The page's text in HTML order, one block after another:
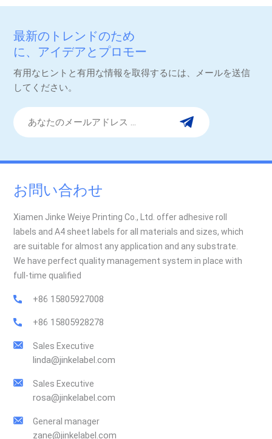
を際立たせることで、こうした嗜好に合致しています。このタ
イプのパッケージは、特にスーパーマーケットの混雑した棚に
おいて、高級感を演出することができます。 3. 柔軟な設計互換
性 透明ラベルは、メタリックフォント、白インク、マット仕上
なデザイン要素と相性の良い汎用性の高い背景を提供します。
デザイナーは、色付きの背景に頼ることなく、エレガントで革
ことで消費者の信頼を高めることができます。透明ラベルは内
容物を遮ることなく見ることができるため、文字通りにも比喩
的にも、製品の透明性を高めます。 5. 持続可能性と材料削減
透明フィルムラベルは、全面ラップアラウンドラベルに比べ
て、小型・薄型でありながら、強い視覚効果を実現できます。
多くのブランドは、BOPPやPETフィルムなどのリサイクル可能
な素材と洗い流し可能な粘着剤を使用し、環境に配慮したパッ
は、単なるデザイントレンドではありません。消費者の期待に
応える戦略的な動きであり、信頼性、シンプルさ、そして持続
ューアルを検討している場合、透明フィルムラベルは現代の消
費者の注目を集める鍵となるかもしれません。 で ジンケラベル
造を専門としています。サンプルや技術サポートについては、
お気軽にお問い合わせください。
最新のトレンドのため
に、アイデアとプロモー
ション。
有用なヒントと有用な情報を取得するには、メールを送信
してください。
お問い合わせ
Xiamen Jinke Weiye Printing Co., Ltd. offer adhesive roll
labels and A4 sheet labels for all materials and sizes, which
are suitable for almost any application and any substrate.
We have perfect quality management system in place with
full-time qualified
+86 15805927008
+86 15805928278
Sales Executive
linda@jinkelabel.com
Sales Executive
rosa@jinkelabel.com
General manager
zane@jinkelabel.com